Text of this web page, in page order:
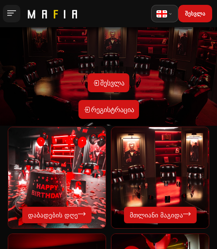
შესვლა
შესვლა
რეგისტრაცია
დაბადების დღე მთლიანი მაგიდა